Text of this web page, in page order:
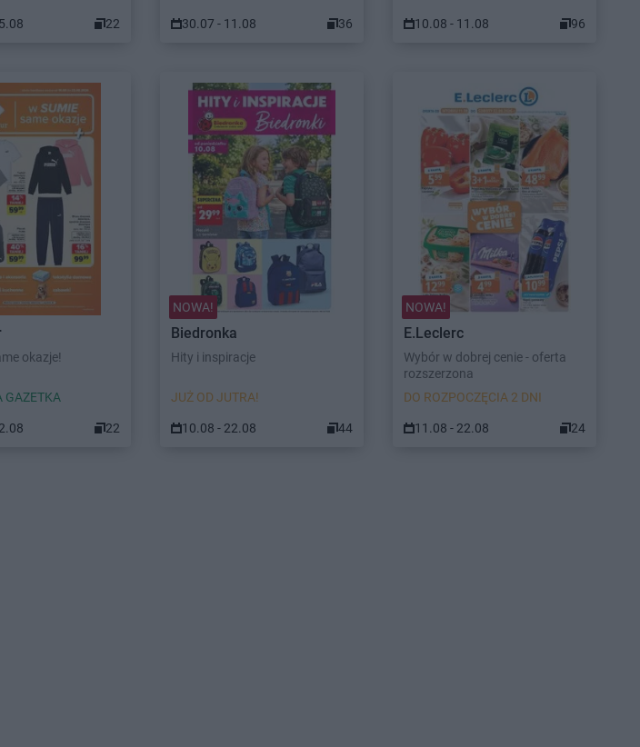
22 30.07 - 11.08 36 10.08 - 11.08 96
okazje!
GAZETKA
22
NOWA!
Biedronka
Hity i inspiracje
JUŻ OD JUTRA!
10.08 - 22.08 44
NOWA!
E.Leclerc
Wybór w dobrej cenie - oferta
rozszerzona
DO ROZPOCZĘCIA 2 DNI
11.08 - 22.08 24